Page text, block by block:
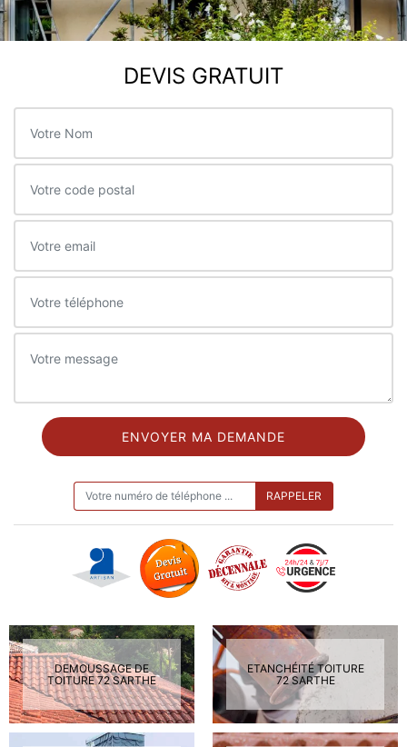
DEVIS GRATUIT
DEMOUSSAGE DE
TOITURE 72 SARTHE
ETANCHÉITÉ TOITURE
72 SARTHE